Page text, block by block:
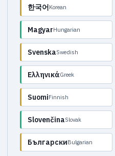
한국어Korean
MagyarHungarian
SvenskaSwedish
ΕλληνικάGreek
SuomiFinnish
SlovenčinaSlovak
БългарскиBulgarian